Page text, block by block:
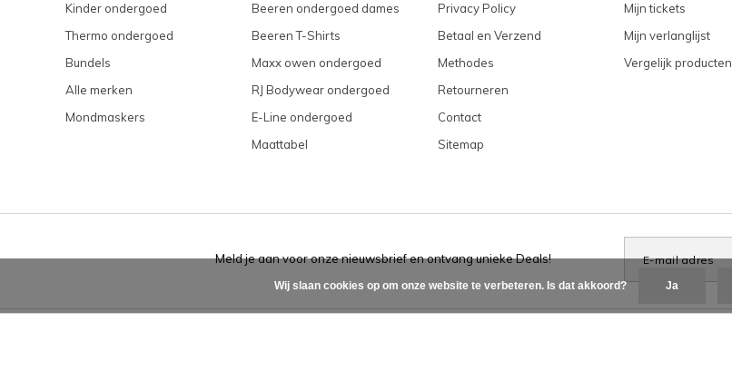
Kinder ondergoed
Thermo ondergoed
Bundels
Alle merken
Mondmaskers
Beeren ondergoed dames
Beeren T-Shirts
Maxx owen ondergoed
RJ Bodywear ondergoed
E-Line ondergoed
Maattabel
Privacy Policy
Betaal en Verzend
Methodes
Retourneren
Contact
Sitemap
Mijn tickets
Mijn verlanglijst
Vergelijk producten
Meld je aan voor onze nieuwsbrief en ontvang unieke Deals!
Wij slaan cookies op om onze website te verbeteren. Is dat akkoord? Ja